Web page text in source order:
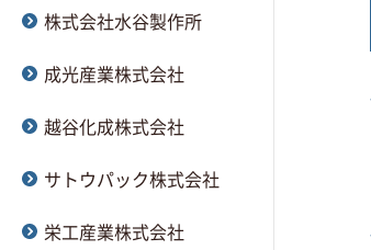
株式会社水谷製作所
成光産業株式会社
越谷化成株式会社
サトウパック株式会社
栄工産業株式会社